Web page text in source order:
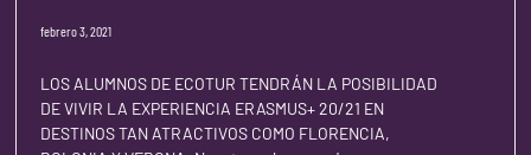
febrero 3, 2021
LOS ALUMNOS DE ECOTUR TENDRÁN LA POSIBILIDAD
DE VIVIR LA EXPERIENCIA ERASMUS+ 20/21 EN
DESTINOS TAN ATRACTIVOS COMO FLORENCIA,